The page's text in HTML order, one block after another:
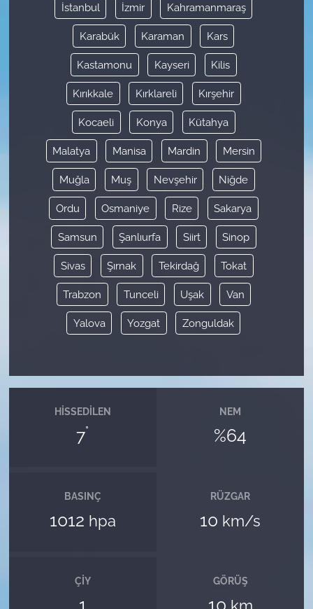
İstanbul İzmir Kahramanmaraş
Karabük Karaman Kars
Kastamonu Kayseri Kilis
Kırıkkale Kırklareli Kırşehir
Kocaeli Konya Kütahya
Malatya Manisa Mardin Mersin
Muğla Muş Nevşehir Niğde
Ordu Osmaniye Rize Sakarya
Samsun Şanlıurfa Siirt Sinop
Sivas Şırnak Tekirdağ Tokat
Trabzon Tunceli Uşak Van
Yalova Yozgat Zonguldak
HISSEDILEN
7°
NEM
%64
BASINÇ
1012 hpa
RÜZGAR
10 km/s
ÇIY GÖRÜŞ